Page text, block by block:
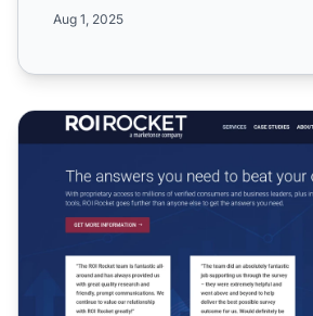
Aug 1, 2025
Programa de Afiliados de ROIRocket